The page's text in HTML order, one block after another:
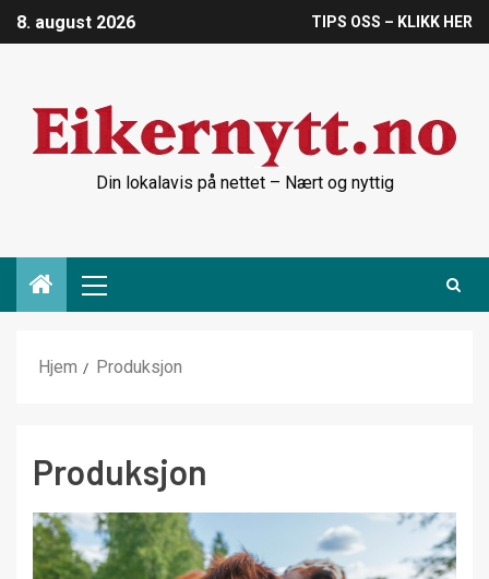
8. august 2026 TIPS OSS – KLIKK HER
Din lokalavis på nettet – Nært og nyttig
Hjem Produksjon
Produksjon